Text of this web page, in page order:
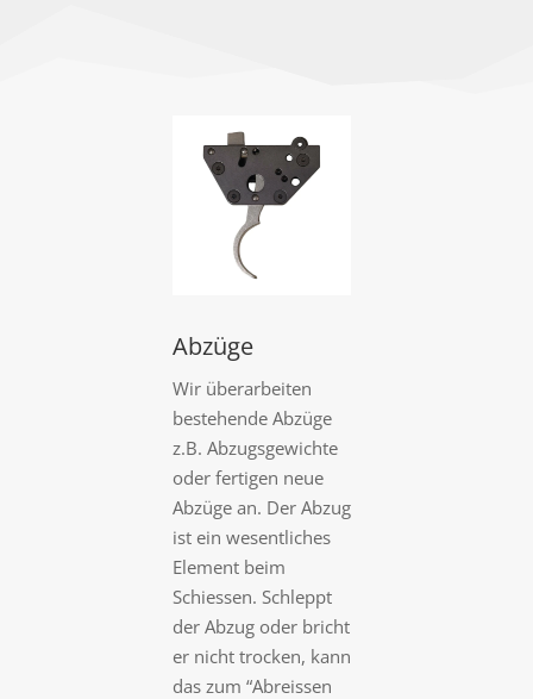
Abzüge
Wir überarbeiten
bestehende Abzüge
z.B. Abzugsgewichte
oder fertigen neue
Abzüge an. Der Abzug
ist ein wesentliches
Element beim
Schiessen. Schleppt
der Abzug oder bricht
er nicht trocken, kann
das zum “Abreissen